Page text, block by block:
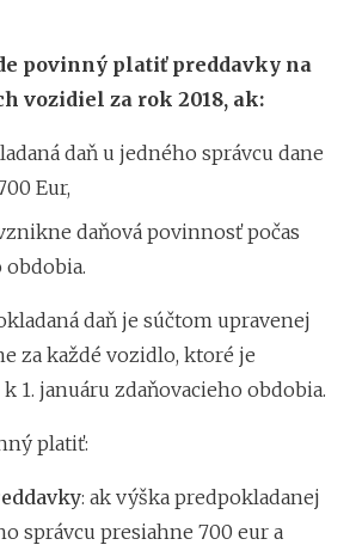
povinný platiť preddavky na
vozidiel za rok 2018, ak:
daň u jedného správcu dane
Eur,
daňová povinnosť počas
obdobia.
daň je súčtom upravenej
za každé vozidlo, ktoré je
1. januáru zdaňovacieho obdobia.
platiť:
: ak výška predpokladanej
správcu presiahne 700 eur a